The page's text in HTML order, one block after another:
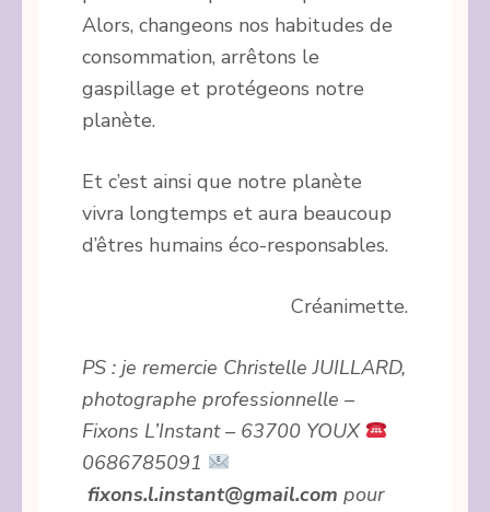
Alors, changeons nos habitudes de
consommation, arrêtons le
gaspillage et protégeons notre
planète.
Et c’est ainsi que notre planète
vivra longtemps et aura beaucoup
d’êtres humains éco-responsables.
Créanimette.
PS : je remercie Christelle JUILLARD,
photographe professionnelle –
Fixons L’Instant – 63700 YOUX
0686785091
fixons.l.instant@gmail.com pour